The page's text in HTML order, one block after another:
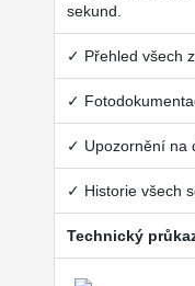
sekund.
✓ Přehled všech
✓
✓ Upozornění na
✓ Historie všech
Technický